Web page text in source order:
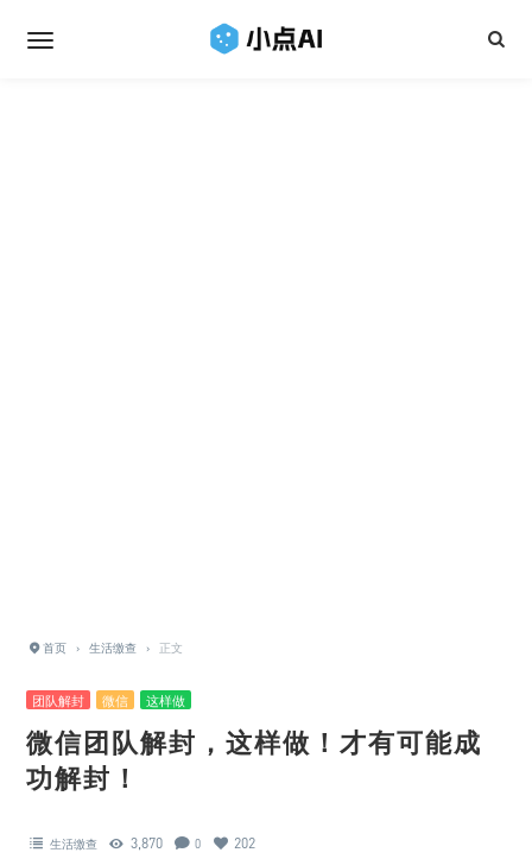
首页 › 生活缴查 › 正文
团队解封 微信 这样做
微信团队解封，这样做！才有可能成
功解封！
生活缴查 3,870 0 202